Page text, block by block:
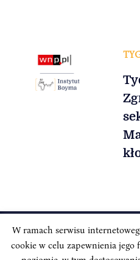
INSTYTUT
Adres korespondencyjny: ul.
W ramach serwisu
cookie w celu zapewnienia